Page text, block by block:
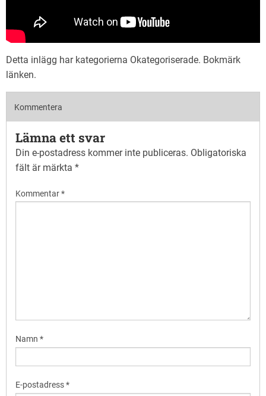
Detta inlägg har kategorierna Okategoriserade. Bokmärk
länken.
Kommentera
Lämna ett svar
Din e-postadress kommer inte publiceras. Obligatoriska
fält är märkta *
Kommentar*
Namn *
E-postadress*